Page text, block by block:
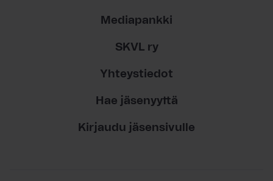
Mediapankki
SKVL ry
Yhteystiedot
Hae jäsenyyttä
Kirjaudu jäsensivulle